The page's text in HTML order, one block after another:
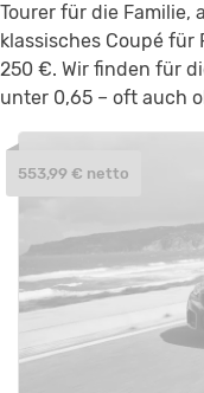
Tourer für die Familie,
klassisches Coupé für
250 €. Wir finden für
unter 0,65 – oft auch
553,99 € netto